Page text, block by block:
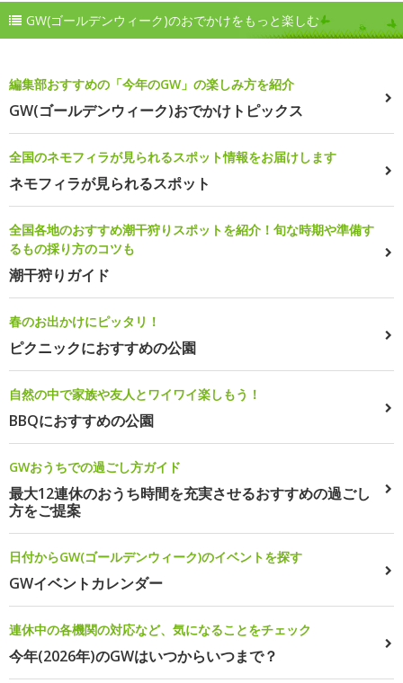
GW(ゴールデンウィーク)のおでかけをもっと楽しむ
編集部おすすめの「今年のGW」の楽しみ方を紹介
GW(ゴールデンウィーク)おでかけトピックス
全国のネモフィラが見られるスポット情報をお届けします
ネモフィラが見られるスポット
全国各地のおすすめ潮干狩りスポットを紹介！旬な時期や準備す
るもの採り方のコツも
潮干狩りガイド
春のお出かけにピッタリ！
ピクニックにおすすめの公園
自然の中で家族や友人とワイワイ楽しもう！
BBQにおすすめの公園
GWおうちでの過ごし方ガイド
最大12連休のおうち時間を充実させるおすすめの過ごし
方をご提案
日付からGW(ゴールデンウィーク)のイベントを探す
GWイベントカレンダー
連休中の各機関の対応など、気になることをチェック
今年(2026年)のGWはいつからいつまで？